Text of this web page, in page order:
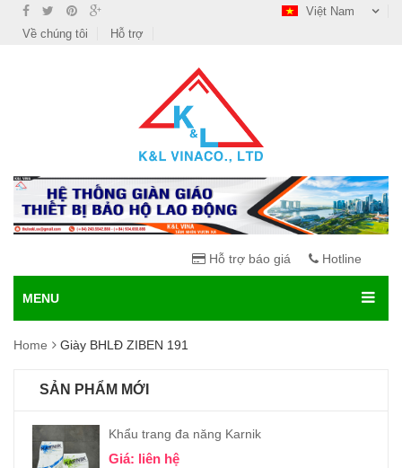
Việt Nam
Về chúng tôi
Hỗ trợ
Hỗ trợ báo giá Hotline
MENU
Home Giày BHLĐ ZIBEN 191
SẢN PHẨM MỚI
Khẩu trang đa năng Karnik
Giá: liên hệ